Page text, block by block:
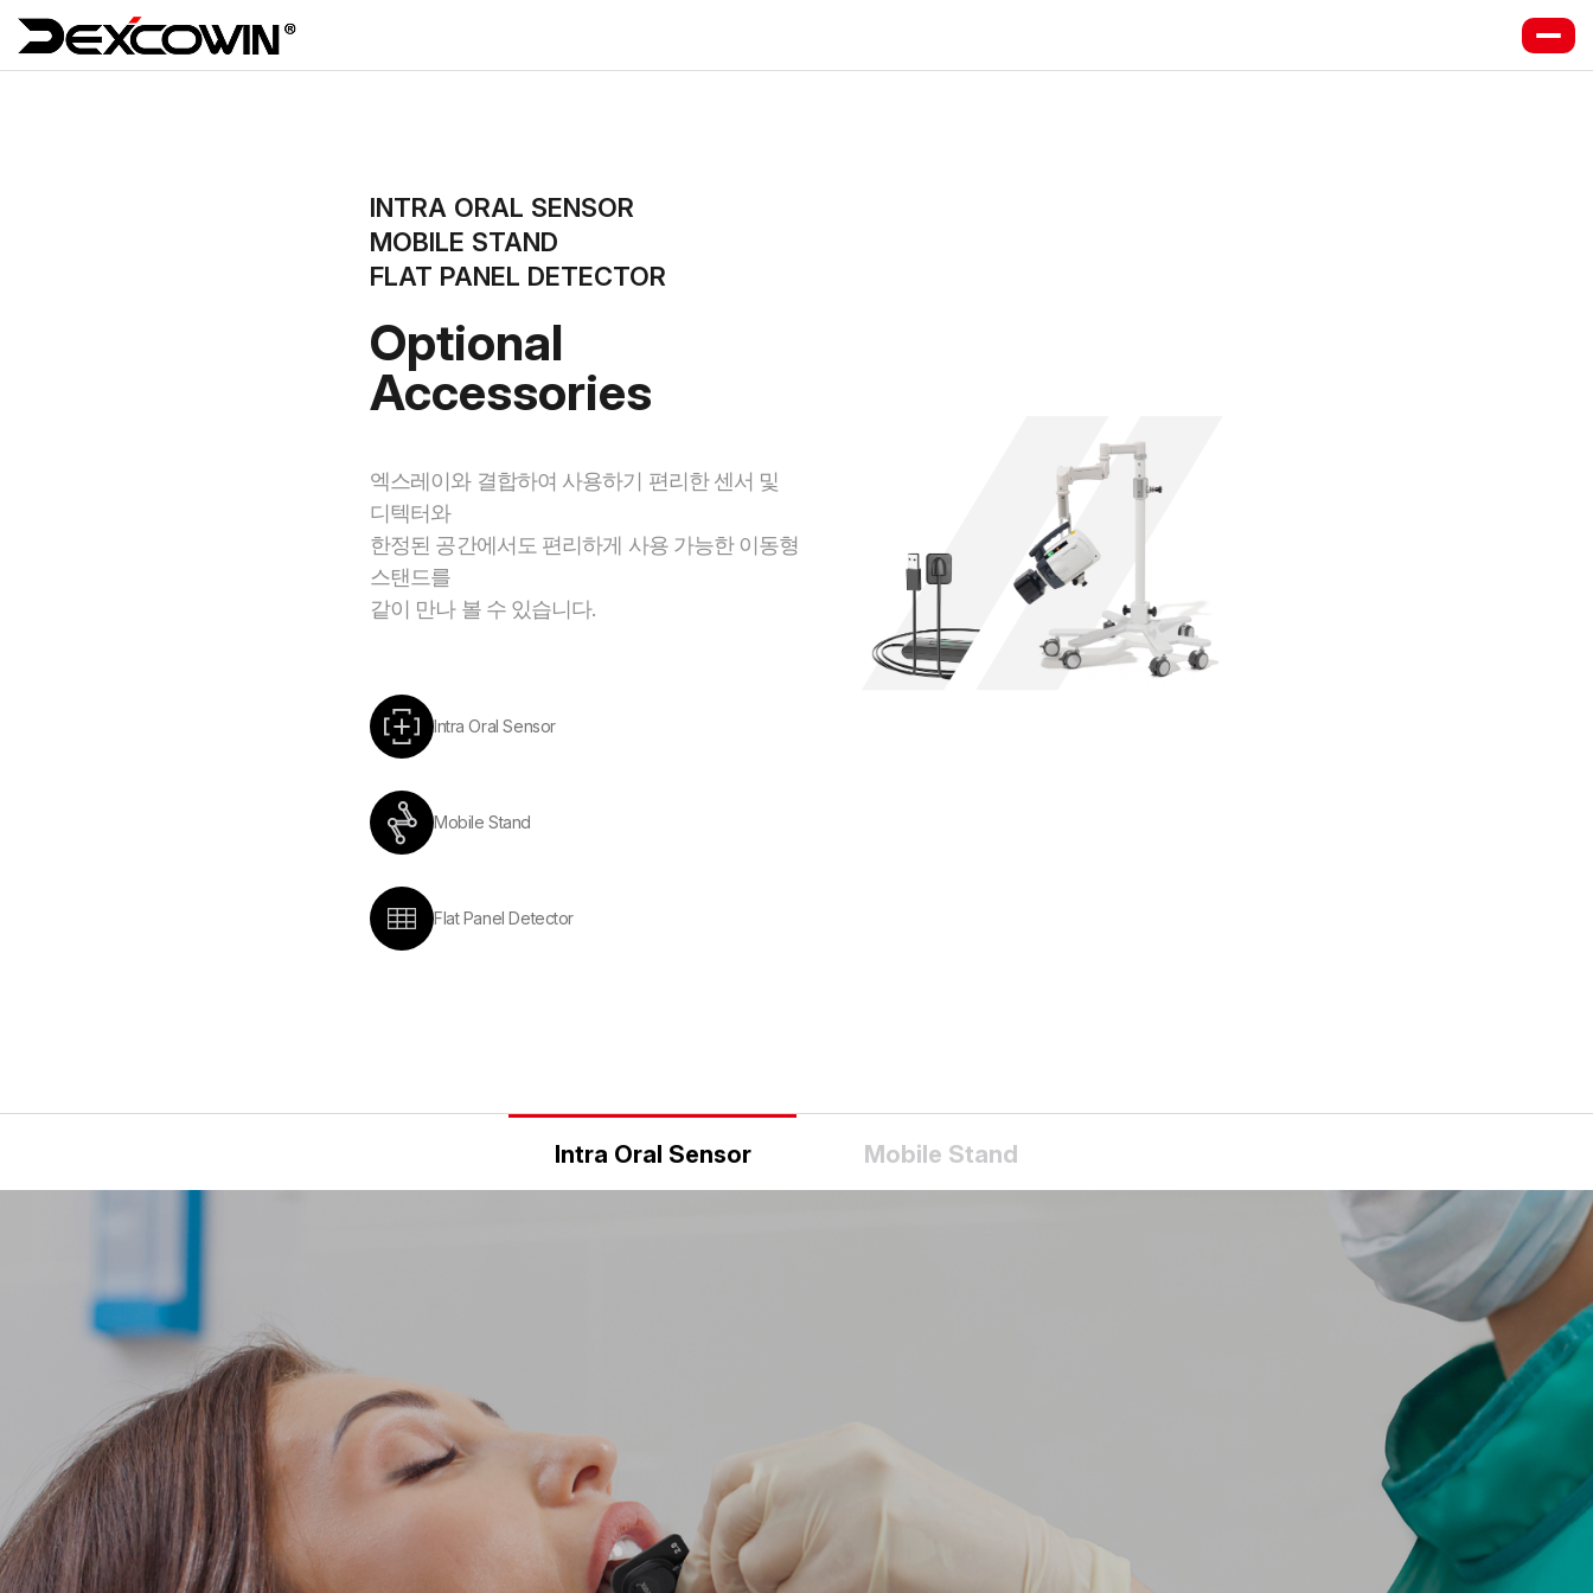
INTRA ORAL SENSOR
MOBILE STAND
FLAT PANEL DETECTOR
Optional
Accessories
엑스레이와 결합하여 사용하기 편리한 센서 및
디텍터와
한정된 공간에서도 편리하게 사용 가능한 이동형
스탠드를
같이 만나 볼 수 있습니다.
Intra Oral Sensor
Mobile Stand
Flat Panel Detector
Intra Oral Sensor Mobile Stand